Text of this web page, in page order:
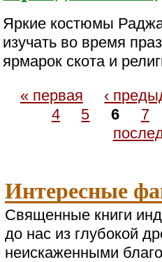
Яркие костюмы
изучать во время
ярмарок скота и
« первая
‹
4
5 6 7
Интересные
Священные книги
до нас из глубокой
неискаженными